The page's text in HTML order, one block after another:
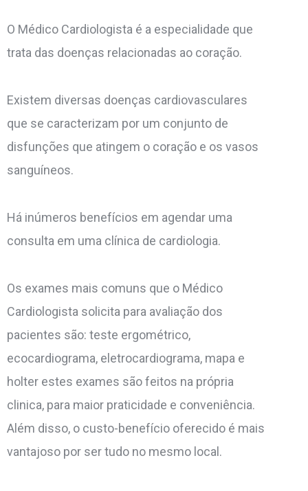
O Médico Cardiologista é a especialidade que
trata das doenças relacionadas ao coração.
Existem diversas doenças cardiovasculares
que se caracterizam por um conjunto de
disfunções que atingem o coração e os vasos
sanguíneos.
Há inúmeros benefícios em agendar uma
consulta em uma clínica de cardiologia.
Os exames mais comuns que o Médico
Cardiologista solicita para avaliação dos
pacientes são: teste ergométrico,
ecocardiograma, eletrocardiograma, mapa e
holter estes exames são feitos na própria
clinica, para maior praticidade e conveniência.
Além disso, o custo-benefício oferecido é mais
vantajoso por ser tudo no mesmo local.